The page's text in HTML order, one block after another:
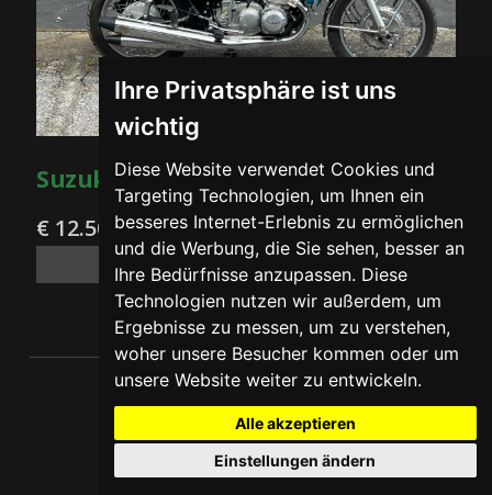
Ihre Privatsphäre ist uns
wichtig
Diese Website verwendet Cookies und
Targeting Technologien, um Ihnen ein
besseres Internet-Erlebnis zu ermöglichen
und die Werbung, die Sie sehen, besser an
Ihre Bedürfnisse anzupassen. Diese
Technologien nutzen wir außerdem, um
Ergebnisse zu messen, um zu verstehen,
woher unsere Besucher kommen oder um
unsere Website weiter zu entwickeln.
Alle akzeptieren
Einstellungen ändern
Suzuki GT 750 Water Cooled - 1972
€ 12.500
Finanzierungsmöglichkeiten
SWM